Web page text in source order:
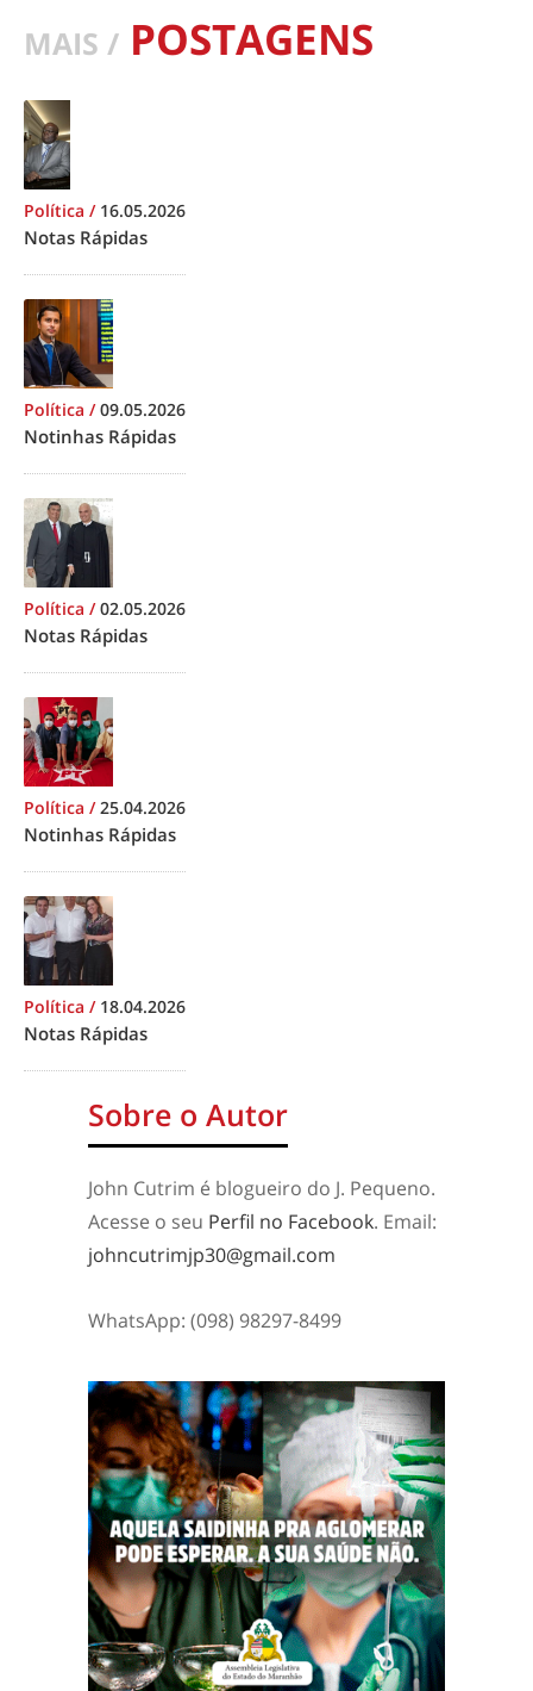
MAIS / POSTAGENS
Política / 16.05.2026
Notas Rápidas
Política /09.05.2026
Notinhas Rápidas
Política /02.05.2026
Notas Rápidas
Política /25.04.2026
Notinhas Rápidas
Política / 18.04.2026
Notas Rápidas
Sobre o Autor
John Cutrim é blogueiro do J. Pequeno.
Acesse o seu Perfil no Facebook. Email:
johncutrimjp30@gmail.com
WhatsApp: (098) 98297-8499